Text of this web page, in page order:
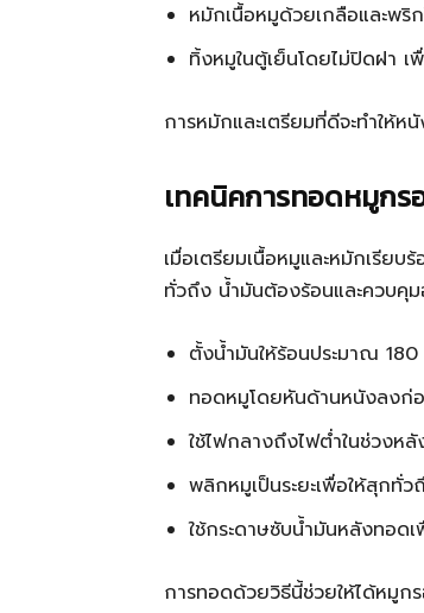
หมักเนื้อหมูด้วยเกลือและพริ
ทิ้งหมูในตู้เย็นโดยไม่ปิดฝา
การหมักและเตรียมที่ดีจะทำให้ห
เทคนิคการทอดหมูกร
เมื่อเตรียมเนื้อหมูและหมักเรีย
ทั่วถึง น้ำมันต้องร้อนและควบคุม
ตั้งน้ำมันให้ร้อนประมาณ 180
ทอดหมูโดยหันด้านหนังลงก่
ใช้ไฟกลางถึงไฟต่ำในช่วงหลั
พลิกหมูเป็นระยะเพื่อให้สุกทั่ว
ใช้กระดาษซับน้ำมันหลังทอด
การทอดด้วยวิธีนี้ช่วยให้ได้หมูก